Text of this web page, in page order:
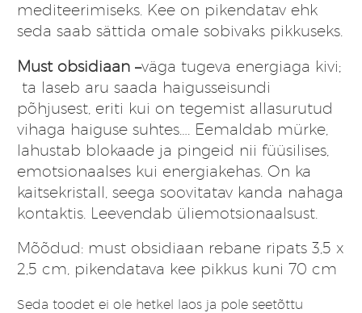
mediteerimiseks. Kee on pikendatav ehk
seda saab sättida omale sobivaks pikkuseks.
Must obsidiaan –väga tugeva energiaga kivi;
ta laseb aru saada haigusseisundi
põhjusest, eriti kui on tegemist allasurutud
vihaga haiguse suhtes…. Eemaldab mürke,
lahustab blokaade ja pingeid nii füüsilises,
emotsionaalses kui energiakehas. On ka
kaitsekristall, seega soovitatav kanda nahaga
kontaktis. Leevendab üliemotsionaalsust.
Mõõdud: must obsidiaan rebane ripats 3,5 x
2,5 cm, pikendatava kee pikkus kuni 70 cm
Seda toodet ei ole hetkel laos ja pole seetõttu